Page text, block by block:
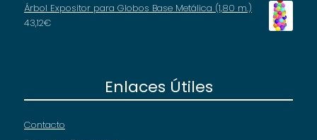
Árbol Expositor para Globos Base Metálica (1,80 m.)
43,12€
Enlaces Útiles
Contacto